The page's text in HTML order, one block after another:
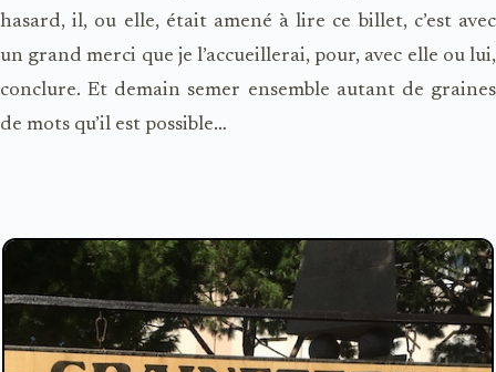
hasard, il, ou elle, était amené à lire ce billet, c’est avec
un grand merci que je l’accueillerai, pour, avec elle ou lui,
conclure. Et demain semer ensemble autant de graines
de mots qu’il est possible…